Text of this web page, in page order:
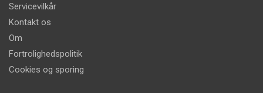
Servicevilkår
Kontakt os
Om
Fortrolighedspolitik
Cookies og sporing